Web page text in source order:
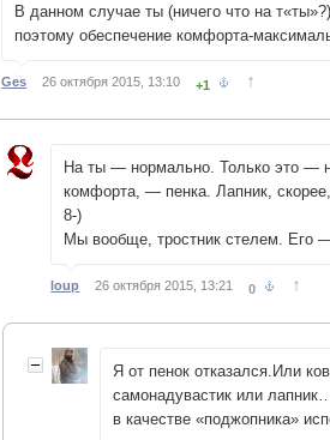
В данном случае ты (ничего что на
поэтому обеспечение комфорта-
Ges 26 октября 2015, 13:10 +1 ↑
На ты — нормально. Только это —
комфорта, — пенка. Лапник,
8-)
Мы вообще, тростник стелем. Его
loup 26 октября 2015, 13:21 0 ↑
Я от пенок отказался.Или
самонадувастик или
в качестве «поджопника»